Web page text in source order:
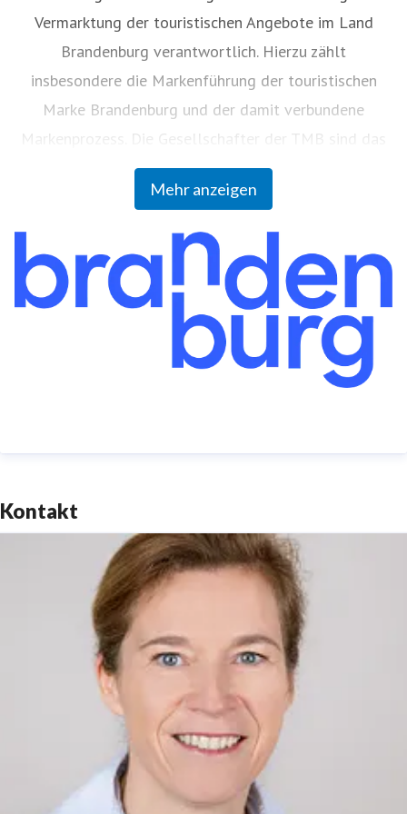
Vermarktung der touristischen Angebote im Land
Brandenburg verantwortlich. Hierzu zählt
insbesondere die Markenführung der touristischen
Marke Brandenburg und der damit verbundene
Markenprozess. Die Gesellschafter der TMB sind das
Land Brandenburg (59 Prozent), die Vereinigung
Brandenburgischer Körperschaften zur Förderung der
Prozent) und die Berlin Tourismus & Kongress GmbH
(visitBerlin) (5 Prozent).
TMB Tourismus-Marketing Brandenburg GmbH,
Babelsberger Straße 26, 14473 Potsdam
29873-73
Amtsgericht Potsdam HRB 11403 | Ust-IdNr.
DE194533636 I Aufsichtsratsvorsitzende:
Staatssekretärin Dr. Friederike Haase |
Geschäftsführer: Christian Woronka
Mehr anzeigen
Kontakt